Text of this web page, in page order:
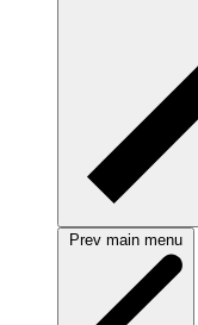
Prev main menu